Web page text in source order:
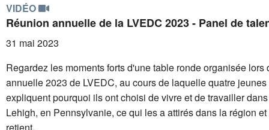
VIDÉO
Réunion annuelle de la LVEDC 2023 - Panel de
31 mai 2023
Regardez les moments forts d'une table ronde organisée lors
annuelle 2023 de LVEDC, au cours de laquelle quatre
expliquent pourquoi ils ont choisi de vivre et de travailler
Lehigh, en Pennsylvanie, ce qui les a attirés dans la région